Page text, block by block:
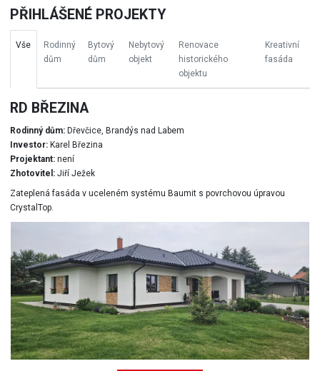
PŘIHLÁŠENÉ PROJEKTY
Vše
Rodinný
dům
Bytový
dům
Nebytový
objekt
Renovace
historického
objektu
Kreativní
fasáda
RD BŘEZINA
Rodinný dům:Dřevčice, Brandýs nad Labem
Investor:Karel Březina
Projektant:není
Zhotovitel:Jiří Ježek
Zateplená fasáda v uceleném systému Baumit s povrchovou úpravou
CrystalTop.